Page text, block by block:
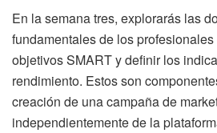
En la semana tres, explorarás las
fundamentales de los
objetivos SMART y definir los
rendimiento. Estos son
creación de una campaña de
independientemente de la